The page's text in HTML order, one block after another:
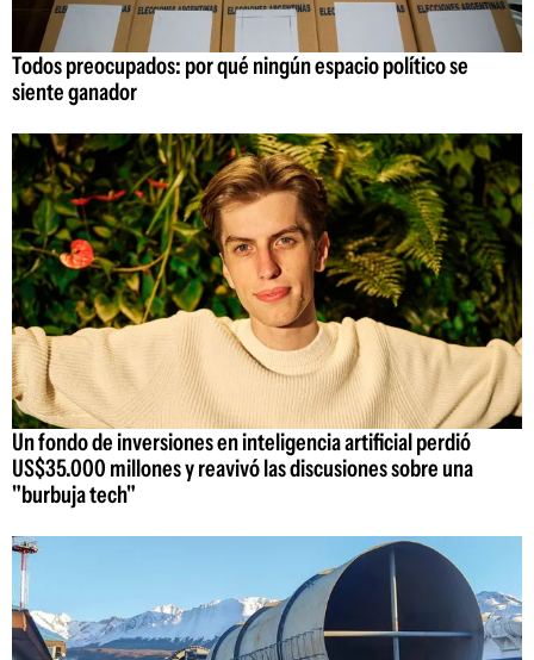
Todos preocupados: por qué ningún espacio político se
siente ganador
Un fondo de inversiones en inteligencia artificial perdió
US$35.000 millones y reavivó las discusiones sobre una
"burbuja tech"